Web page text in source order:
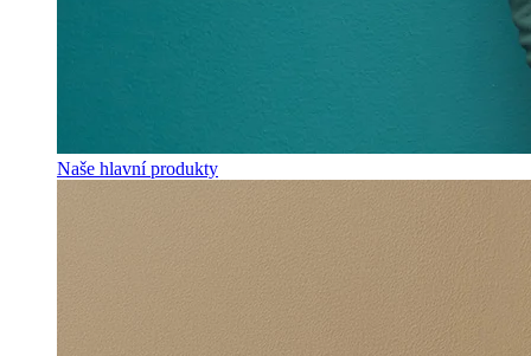
Naše hlavní produkty